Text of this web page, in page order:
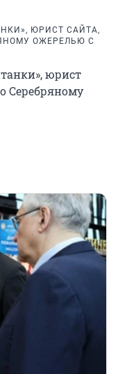
ЮРИСТ САЙТА,
ОЖЕРЕЛЬЮ С
юрист
Серебряному